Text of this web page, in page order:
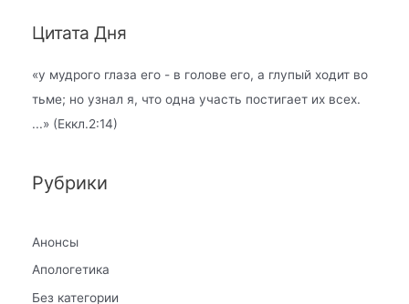
Цитата Дня
«у мудрого глаза его - в голове его, а глупый ходит во
тьме; но узнал я, что одна участь постигает их всех.
...» (Еккл.2:14)
Рубрики
Анонсы
Апологетика
Без категории